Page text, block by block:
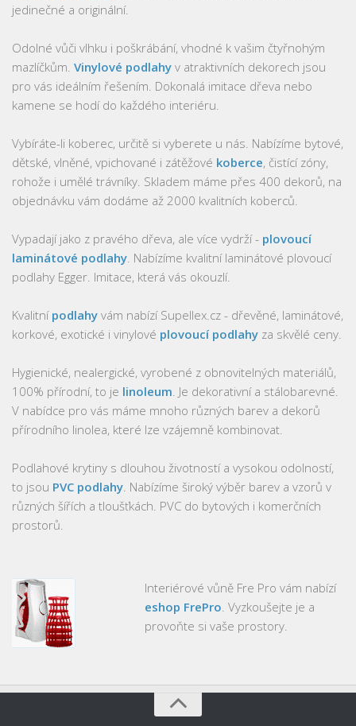
jedinečné a originální.
Odolné vůči vlhku i poškrábání, vhodné k vašim čtyřnohým
mazlíčkům. Vinylové podlahy v atraktivních dekorech jsou
pro vás ideálním řešením. Dokonalá imitace dřeva nebo
kamene se hodí do každého interiéru.
Vybíráte-li koberec, určitě si vyberete u nás. Nabízíme bytové,
dětské, vlněné, vpichované i zátěžové koberce, čistící zóny,
rohože i umělé trávníky. Skladem máme přes 400 dekorů, na
objednávku vám dodáme až 2000 kvalitních koberců.
Vypadají jako z pravého dřeva, ale více vydrží - plovoucí
laminátové podlahy . Nabízíme kvalitní laminátové plovoucí
podlahy Egger. Imitace, která vás okouzlí.
Kvalitní podlahy vám nabízí Supellex.cz - dřevěné, laminátové,
korkové, exotické i vinylové plovoucí podlahy za skvělé ceny.
Hygienické, nealergické, vyrobené z obnovitelných materiálů,
100% přírodní, to je linoleum . Je dekorativní a stálobarevné.
V nabídce pro vás máme mnoho různých barev a dekorů
přírodního linolea, které lze vzájemně kombinovat.
Podlahové krytiny s dlouhou životností a vysokou odolností,
to jsou PVC podlahy . Nabízíme široký výběr barev a vzorů v
různých šířích a tloušťkách. PVC do bytových i komerčních
prostorů.
Interiérové vůně Fre Pro vám nabízí
eshop FrePro . Vyzkoušejte je a
provoňte si vaše prostory.